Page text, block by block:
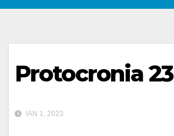
Protocronia 23
ΙΑΝ 1, 2023